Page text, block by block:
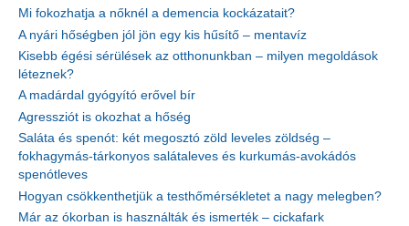
Mi fokozhatja a nőknél a demencia kockázatait?
A nyári hőségben jól jön egy kis hűsítő – mentavíz
Kisebb égési sérülések az otthonunkban – milyen megoldások
léteznek?
A madárdal gyógyító erővel bír
Agressziót is okozhat a hőség
Saláta és spenót: két megosztó zöld leveles zöldség –
fokhagymás-tárkonyos salátaleves és kurkumás-avokádós
spenótleves
Hogyan csökkenthetjük a testhőmérsékletet a nagy melegben?
Már az ókorban is használták és ismerték – cickafark